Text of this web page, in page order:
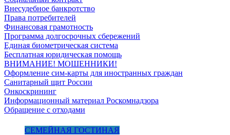
Внесудебное банкротство
Права потребителей
Финансовая грамотность
Программа долгосрочных сбережений
Единая биометрическая система
Бесплатная юридическая помощь
ВНИМАНИЕ! МОШЕННИКИ!
Оформление сим-карты для иностранных граждан
Санитарный щит России
Онкоскрининг
Информационный материал Роскомнадзора
Обращение с отходами
СЕМЕЙНАЯ ГОСТИНАЯ